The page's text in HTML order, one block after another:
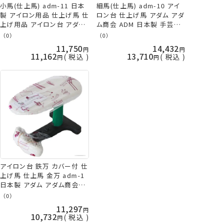
小馬(仕上馬) adm-11 日本
製 アイロン用品 仕上げ馬 仕
上げ用品 アイロン台 アダム
アダム商会 ADM 手芸の山久
（0）
11,750
11,162 税込
細馬(仕上馬) adm-10 アイ
ロン台 仕上げ馬 アダム アダ
ム商会 ADM 日本製 手芸の
山久
（0）
14,432
13,710 税込
アイロン台 鉄万 カバー付 仕
上げ馬 仕上馬 金万 adm-1
日本製 アダム アダム商会
ADM 手芸の山久
（0）
11,297
10,732 税込